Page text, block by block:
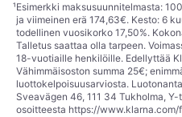
¹Esimerkki maksusuunnitelmasta:
ja viimeinen erä 174,63€. Kesto: 6
todellinen vuosikorko 17,50%.
Talletus saattaa olla tarpeen.
18-vuotiaille henkilöille. Edellyttää
Vähimmäisoston summa 25€;
luottokelpoisuusarviosta.
Sveavägen 46, 111 34 Tukholma,
osoitteesta https://